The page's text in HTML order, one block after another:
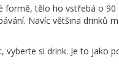
tělo ho vstřebá o
Navíc většina drinků
si drink. Je to jako